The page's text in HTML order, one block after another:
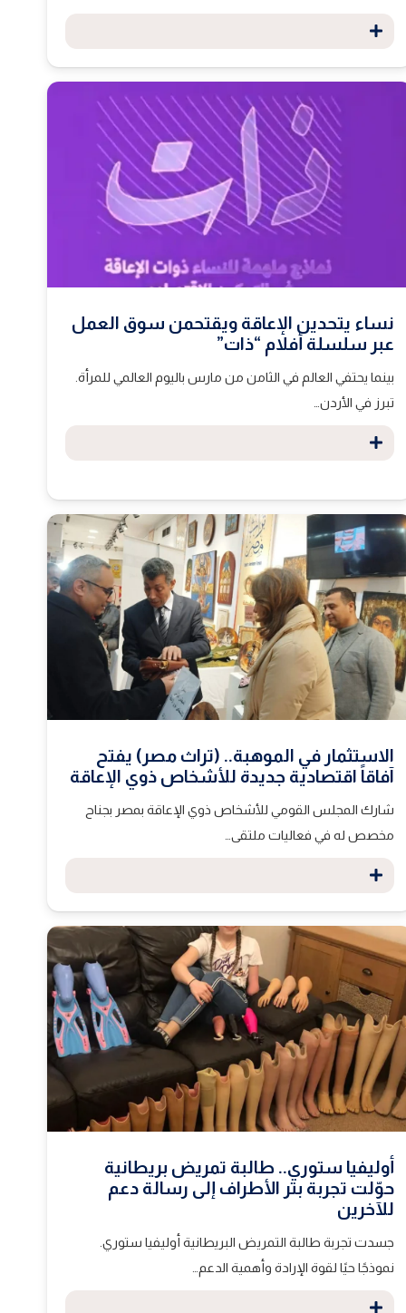
نساء يتحدين الإعاقة ويقتحمن سوق العمل
عبر سلسلة أفلام “ذات”
بينما يحتفي العالم في الثامن من مارس باليوم العالمي للمرأة.
تبرز في الأردن…
الاستثمار في الموهبة.. (تراث مصر) يفتح
آفاقاً اقتصادية جديدة للأشخاص ذوي الإعاقة
شارك المجلس القومي للأشخاص ذوي الإعاقة بمصر بجناح
مخصص له في فعاليات ملتقى…
أوليفيا ستوري.. طالبة تمريض بريطانية
حوّلت تجربة بتر الأطراف إلى رسالة دعم
للآخرين
جسدت تجربة طالبة التمريض البريطانية أوليفيا ستوري.
نموذجًا حيًا لقوة الإرادة وأهمية الدعم…